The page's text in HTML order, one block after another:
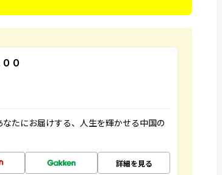
０
たにお届けする、人生を輝かせる中国の
詳細を見る